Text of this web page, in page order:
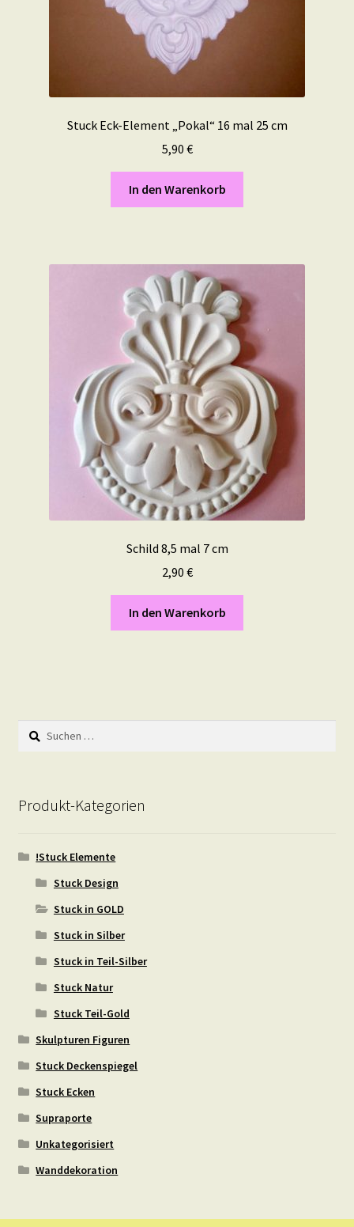
Stuck Eck-Element „Pokal“ 16 mal 25 cm
5,90 €
In den Warenkorb
Schild 8,5 mal 7 cm
2,90 €
In den Warenkorb
Suchen
nach:
Produkt-Kategorien
!Stuck Elemente
Stuck Design
Stuck in GOLD
Stuck in Silber
Stuck in Teil-Silber
Stuck Natur
Stuck Teil-Gold
Skulpturen Figuren
Stuck Deckenspiegel
Stuck Ecken
Supraporte
Unkategorisiert
Wanddekoration